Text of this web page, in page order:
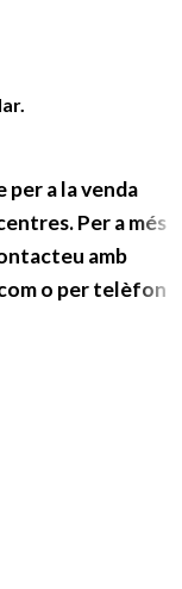
per a la venda
Per a més
amb
o per telèfon